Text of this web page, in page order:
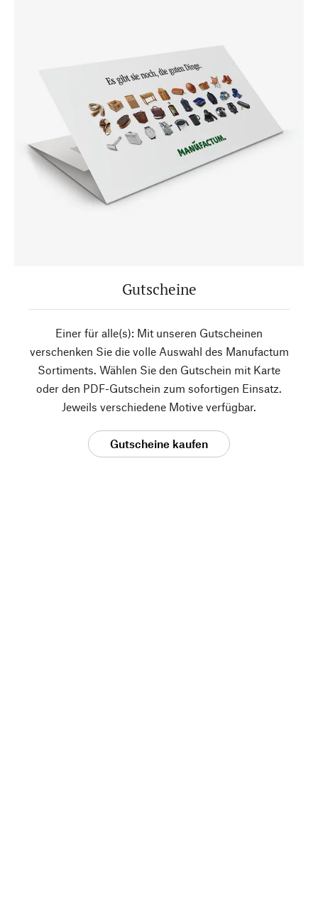
Gutscheine
Einer für alle(s): Mit unseren Gutscheinen
verschenken Sie die volle Auswahl des Manufactum
Sortiments. Wählen Sie den Gutschein mit Karte
oder den PDF-Gutschein zum sofortigen Einsatz.
Jeweils verschiedene Motive verfügbar.
Gutscheine kaufen